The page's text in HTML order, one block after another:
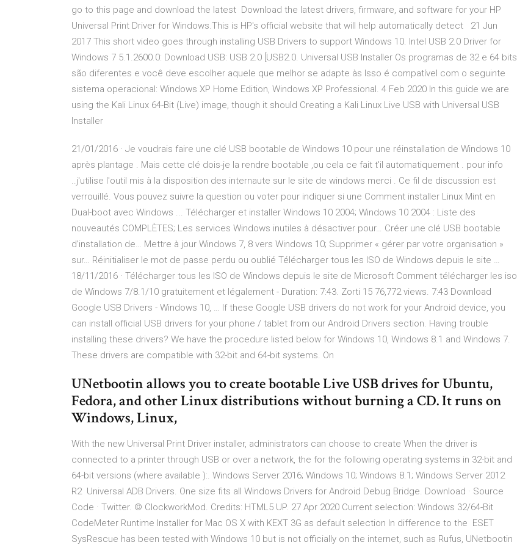
go to this page and download the latest Download the latest drivers, firmware, and software for your HP
Universal Print Driver for Windows.This is HP's official website that will help automatically detect 21 Jun
2017 This short video goes through installing USB Drivers to support Windows 10. Intel USB 2.0 Driver for
Windows 7 5.1.2600.0: Download USB: USB 2.0 [USB2.0. Universal USB Installer Os programas de 32 e 64 bits
são diferentes e você deve escolher aquele que melhor se adapte às Isso é compatível com o seguinte
sistema operacional: Windows XP Home Edition, Windows XP Professional. 4 Feb 2020 In this guide we are
using the Kali Linux 64-Bit (Live) image, though it should Creating a Kali Linux Live USB with Universal USB
Installer
21/01/2016 · Je voudrais faire une clé USB bootable de Windows 10 pour une réinstallation de Windows 10
après plantage . Mais cette clé dois-je la rendre bootable ,ou cela ce fait t'il automatiquement . pour info
..j'utilise l'outil mis à la disposition des internaute sur le site de windows merci . Ce fil de discussion est
verrouillé. Vous pouvez suivre la question ou voter pour indiquer si une Comment installer Linux Mint en
Dual-boot avec Windows ... Télécharger et installer Windows 10 2004; Windows 10 2004 : Liste des
nouveautés COMPLÈTES; Les services Windows inutiles à désactiver pour… Créer une clé USB bootable
d’installation de… Mettre à jour Windows 7, 8 vers Windows 10; Supprimer « gérer par votre organisation »
sur… Réinitialiser le mot de passe perdu ou oublié Télécharger tous les ISO de Windows depuis le site …
18/11/2016 · Télécharger tous les ISO de Windows depuis le site de Microsoft Comment télécharger les iso
de Windows 7/8.1/10 gratuitement et légalement - Duration: 7:43. Zorti 15 76,772 views. 7:43 Download
Google USB Drivers - Windows 10, … If these Google USB drivers do not work for your Android device, you
can install official USB drivers for your phone / tablet from our Android Drivers section. Having trouble
installing these drivers? We have the procedure listed below for Windows 10, Windows 8.1 and Windows 7.
These drivers are compatible with 32-bit and 64-bit systems. On
UNetbootin allows you to create bootable Live USB drives for Ubuntu,
Fedora, and other Linux distributions without burning a CD. It runs on
Windows, Linux,
With the new Universal Print Driver installer, administrators can choose to create When the driver is
connected to a printer through USB or over a network, the for the following operating systems in 32-bit and
64-bit versions (where available ):. Windows Server 2016; Windows 10; Windows 8.1; Windows Server 2012
R2 Universal ADB Drivers. One size fits all Windows Drivers for Android Debug Bridge. Download · Source
Code · Twitter. © ClockworkMod. Credits: HTML5 UP. 27 Apr 2020 Current selection: Windows 32/64-Bit
CodeMeter Runtime Installer for Mac OS X with KEXT 3G as default selection In difference to the ESET
SysRescue has been tested with Windows 10 but is not officially on the internet, such as Rufus, UNetbootin